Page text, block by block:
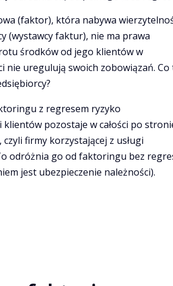
(faktor), która nabywa
(wystawcy faktur), nie ma prawa
środków od jego klientów w
nie uregulują swoich zobowiązań. Co
z regresem ryzyko
klientów pozostaje w całości po
firmy korzystającej z usługi
odróżnia go od faktoringu bez
jest ubezpieczenie należności).